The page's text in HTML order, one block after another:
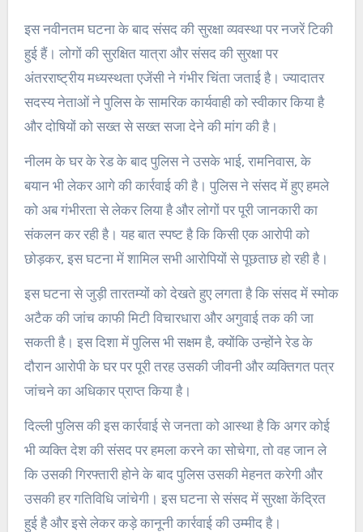
इस नवीनतम घटना के बाद संसद की सुरक्षा व्यवस्था पर नजरें टिकी
हुई हैं। लोगों की सुरक्षित यात्रा और संसद की सुरक्षा पर
अंतरराष्ट्रीय मध्यस्थता एजेंसी ने गंभीर चिंता जताई है। ज्यादातर
सदस्य नेताओं ने पुलिस के सामरिक कार्यवाही को स्वीकार किया है
और दोषियों को सख्त से सख्त सजा देने की मांग की है।
नीलम के घर के रेड के बाद पुलिस ने उसके भाई, रामनिवास, के
बयान भी लेकर आगे की कार्रवाई की है। पुलिस ने संसद में हुए हमले
को अब गंभीरता से लेकर लिया है और लोगों पर पूरी जानकारी का
संकलन कर रही है। यह बात स्पष्ट है कि किसी एक आरोपी को
छोड़कर, इस घटना में शामिल सभी आरोपियों से पूछताछ हो रही है।
इस घटना से जुड़ी तारतम्यों को देखते हुए लगता है कि संसद में स्मोक
अटैक की जांच काफी मिटी विचारधारा और अगुवाई तक की जा
सकती है। इस दिशा में पुलिस भी सक्षम है, क्योंकि उन्होंने रेड के
दौरान आरोपी के घर पर पूरी तरह उसकी जीवनी और व्यक्तिगत पत्र
जांचने का अधिकार प्राप्त किया है।
दिल्ली पुलिस की इस कार्रवाई से जनता को आस्था है कि अगर कोई
भी व्यक्ति देश की संसद पर हमला करने का सोचेगा, तो वह जान ले
कि उसकी गिरफ्तारी होने के बाद पुलिस उसकी मेहनत करेगी और
उसकी हर गतिविधि जांचेगी। इस घटना से संसद में सुरक्षा केंद्रित
हुई है और इसे लेकर कड़े कानूनी कार्रवाई की उम्मीद है।